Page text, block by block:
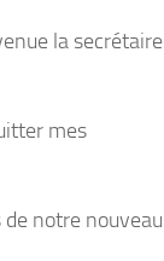
la secrétaire
mes
notre nouveau